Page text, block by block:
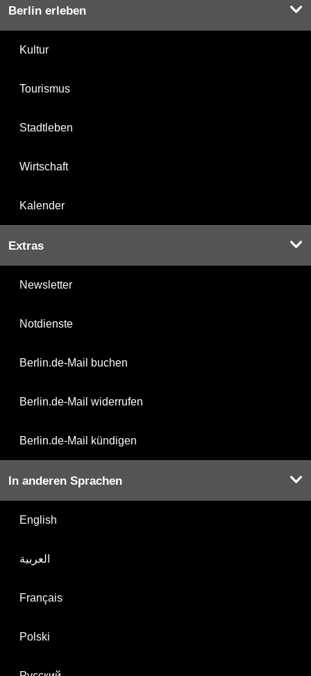
Berlin erleben
Kultur
Tourismus
Stadtleben
Wirtschaft
Kalender
Extras
Newsletter
Notdienste
Berlin.de-Mail buchen
Berlin.de-Mail widerrufen
Berlin.de-Mail kündigen
In anderen Sprachen
English
العربية
Français
Polski